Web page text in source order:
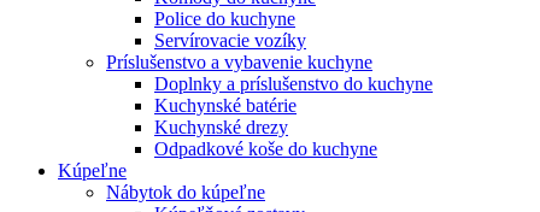
Police do kuchyne
Servírovacie vozíky
Príslušenstvo a vybavenie kuchyne
Doplnky a príslušenstvo do kuchyne
Kuchynské batérie
Kuchynské drezy
Odpadkové koše do kuchyne
Kúpeľne
Nábytok do kúpeľne